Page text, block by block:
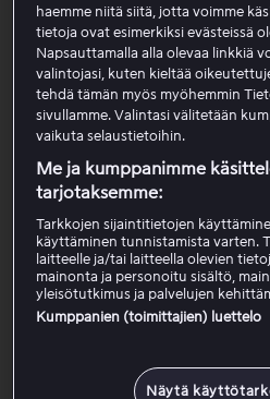
pakettitietosi näkyvät. Löydät
1. Siirry selaimella
2. Kirjaudu sisään Viaplay-
3. AvaaOma tili.
4. Tarkista nykyinen pakettisi
5. Noudata alla olevien
vai oletko tilannut paketin
Päivitä paketti
asiakas)
Päivitä paketti
haemme niitä siitä, jotta voimme
tietoja ovat esimerkiksi evästeissä
Napsauttamalla alla olevaa linkkiä
valintojasi, kuten kieltää
tehdä tämän myös myöhemmin
sivullamme. Valintasi välitetään
vaikuta selaustietoihin.
Me ja kumppanimme
tarjotaksemme:
Tarkkojen sijaintitietojen
käyttäminen tunnistamista varten.
laitteelle ja/tai laitteella olevien
mainonta ja personoitu sisältö,
yleisötutkimus ja palvelujen
Kumppanien (toimittajien) luettelo
Näytä